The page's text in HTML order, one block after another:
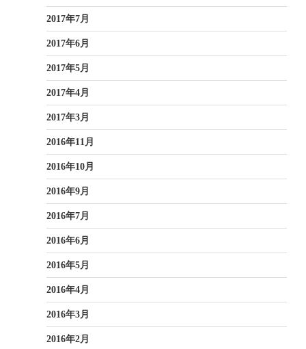
2017年7月
2017年6月
2017年5月
2017年4月
2017年3月
2016年11月
2016年10月
2016年9月
2016年7月
2016年6月
2016年5月
2016年4月
2016年3月
2016年2月